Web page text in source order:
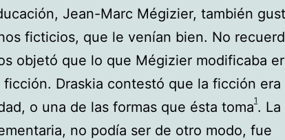
Jean-Marc Mégizier, también
ficticios, que le venían bien. No
objetó que lo que Mégizier modificaba
ficción. Draskia contestó que la ficción era
o una de las formas que ésta toma1. La
no podía ser de otro modo, fue